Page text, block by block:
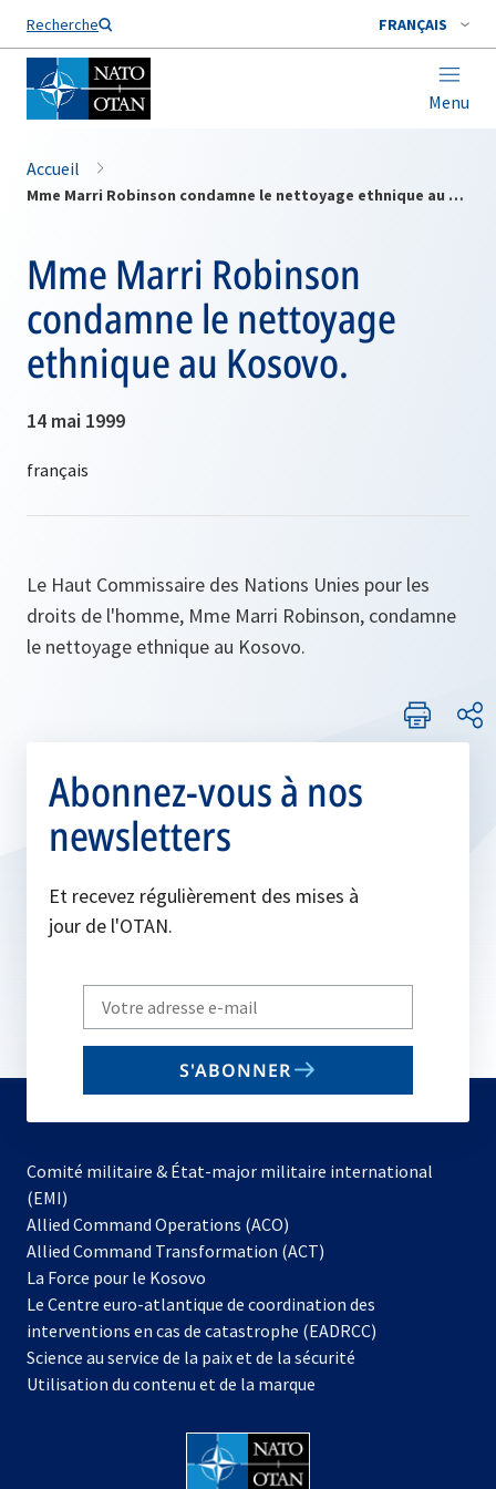
Recherche FRANÇAIS
Menu
Nom de famille*
Accueil
Mme Marri Robinson condamne le nettoyage ethnique au Kosovo.
Mme Marri Robinson
condamne le nettoyage
ethnique au Kosovo.
14 mai 1999
Le Haut Commissaire des Nations Unies pour les
droits de l'homme, Mme Marri Robinson, condamne
le nettoyage ethnique au Kosovo.
Abonnez-vous à nos
newsletters
Et recevez régulièrement des mises à
jour de l'OTAN.
Write
your
email
S'ABONNER
Comité militaire & État-major militaire international
(EMI)
Allied Command Operations (ACO)
dans
nouvel
onglet
Allied Command Transformation (ACT)
La Force pour le Kosovo
dans
un
nouvel
onglet
Le Centre euro-atlantique de coordination des
interventions en cas de catastrophe (EADRCC)
Science au service de la paix et de la sécurité
Utilisation du contenu et de la marque